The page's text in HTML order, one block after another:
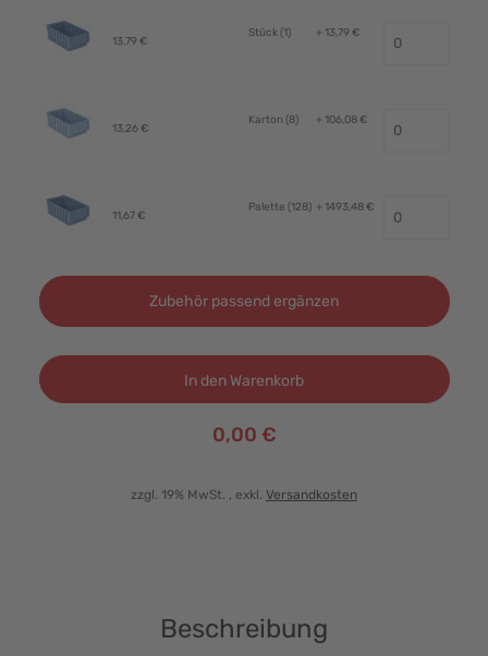
13,79 €
Stück (1) + 13,79 €
13,26 €
Karton (8) + 106,08 €
11,67 €
Palette (128) + 1493,48 €
Zubehör passend ergänzen
In den Warenkorb
0,00 €
zzgl. 19% MwSt. , exkl. Versandkosten
Beschreibung